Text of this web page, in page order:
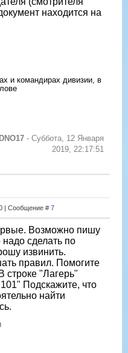
находится на
и командирах дивизии, в
- Суббота, 12 Января
2019, 22:17:51
| Сообщение # 7
Возможно пишу
надо сделать по
извинить.
правил. Помогите
строке "Лагерь"
Подскажите, что
найти